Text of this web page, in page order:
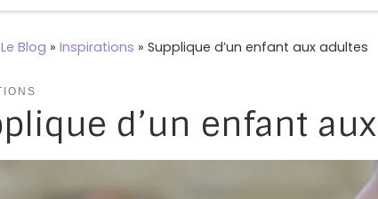
Le Blog » Inspirations » Supplique d’un enfant aux adultes
d’un enfant